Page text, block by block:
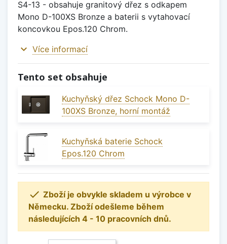
S4-13 - obsahuje granitový dřez s odkapem
Mono D-100XS Bronze a baterii s vytahovací
koncovkou Epos.120 Chrom.
expand_more Více informací
Tento set obsahuje
Kuchyňský dřez Schock Mono D-
100XS Bronze, horní montáž
Kuchyňská baterie Schock
Epos.120 Chrom
 Zboží je obvykle skladem u výrobce v
Německu. Zboží odešleme během
následujících 4 - 10 pracovních dnů.